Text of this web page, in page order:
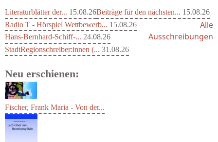
Literaturblätter der... 15.08.26Beiträge für den nächsten... 15.08.26
Radio T - Hörspiel Wettbewerb... 15.08.26
Hans-Bernhard-Schiff-... 24.08.26
StadtRegionschreiber:innen (... 31.08.26
Alle
Ausschreibungen
Neu erschienen:
Fischer, Frank Maria - Von der...